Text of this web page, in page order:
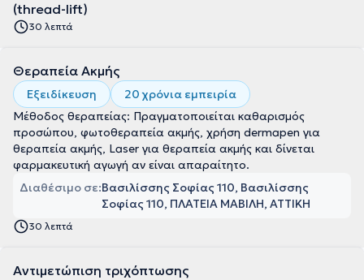
(thread-lift)
30 λεπτά
Θεραπεία Ακμής
Εξειδίκευση
20 χρόνια εμπειρία
Μέθοδος θεραπείας: Πραγματοποιείται καθαρισμός
προσώπου, φωτοθεραπεία ακμής, χρήση dermapen για
θεραπεία ακμής, Laser για θεραπεία ακμής και δίνεται
φαρμακευτική αγωγή αν είναι απαραίτητο.
Διαθέσιμο σε:Βασιλίσσης Σοφίας 110, Βασιλίσσης
Σοφίας 110, ΠΛΑΤΕΙΑ ΜΑΒΙΛΗ, ΑΤΤΙΚΗ
30 λεπτά
Αντιμετώπιση τριχόπτωσης